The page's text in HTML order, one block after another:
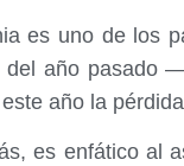
es uno de los
del año pasado
año la
es enfático al